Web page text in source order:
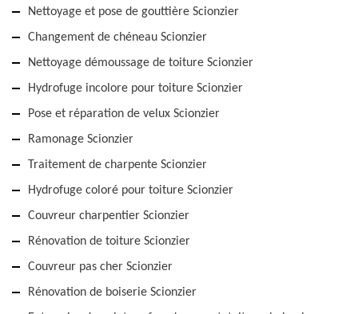
Nettoyage et pose de gouttière Scionzier
Changement de chéneau Scionzier
Nettoyage démoussage de toiture Scionzier
Hydrofuge incolore pour toiture Scionzier
Pose et réparation de velux Scionzier
Ramonage Scionzier
Traitement de charpente Scionzier
Hydrofuge coloré pour toiture Scionzier
Couvreur charpentier Scionzier
Rénovation de toiture Scionzier
Couvreur pas cher Scionzier
Rénovation de boiserie Scionzier